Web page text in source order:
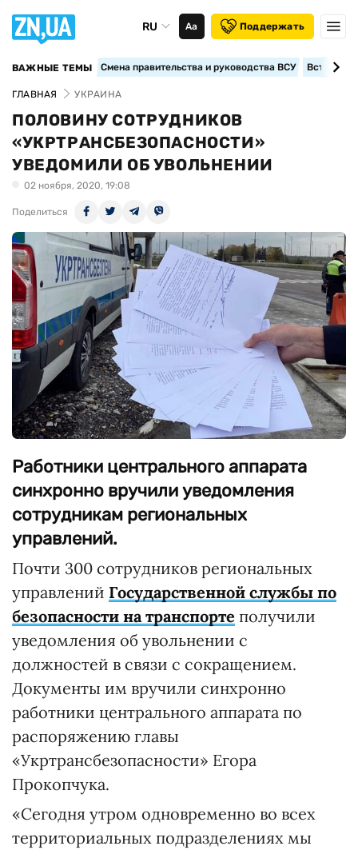
RU Аа Поддержать
ВАЖНЫЕ ТЕМЫ Смена правительства и руководства ВСУ
ГЛАВНАЯ УКРАИНА
ПОЛОВИНУ СОТРУДНИКОВ
«УКРТРАНСБЕЗОПАСНОСТИ»
УВЕДОМИЛИ ОБ УВОЛЬНЕНИИ
02 ноября, 2020, 19:08
Поделиться
Работники центрального аппарата
синхронно вручили уведомления
сотрудникам региональных
управлений.
Почти 300 сотрудников региональных
управлений Государственной службы по
безопасности на транспорте получили
уведомления об увольнении с
должностей в связи с сокращением.
Документы им вручили синхронно
работники центрального аппарата по
распоряжению главы
«Укртрансбезопасности» Егора
Прокопчука.
«Сегодня утром одновременно во всех
территориальных подразделениях мы